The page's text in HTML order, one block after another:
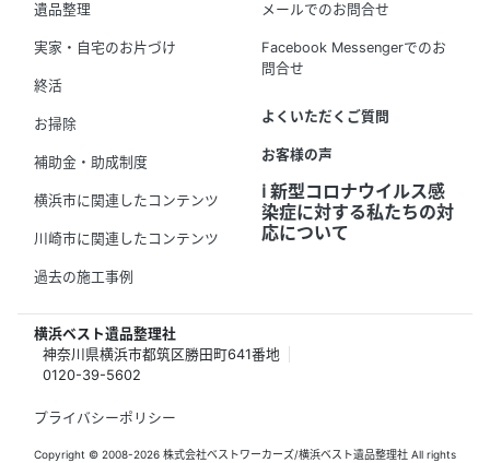
遺品整理
実家・自宅のお片づけ
終活
お掃除
補助金・助成制度
横浜市に関連したコンテンツ
川崎市に関連したコンテンツ
過去の施工事例
メールでのお問合せ
Facebook Messengerでのお
問合せ
よくいただくご質問
お客様の声
ℹ️ 新型コロナウイルス感
染症に対する私たちの対
応について
横浜ベスト遺品整理社
神奈川県横浜市都筑区勝田町641番地
0120-39-5602
プライバシーポリシー
Copyright © 2008-2026 株式会社ベストワーカーズ/横浜ベスト遺品整理社 All rights